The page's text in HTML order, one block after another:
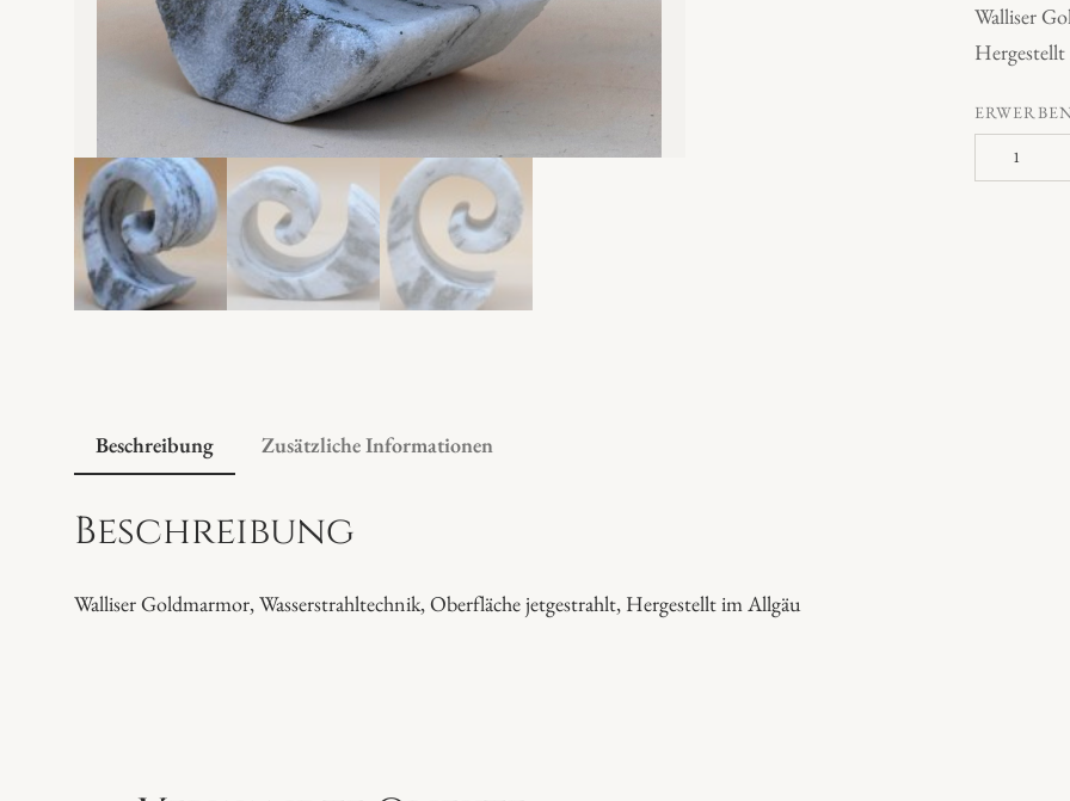
Walliser
W
Beschreibung Zusätzliche Informationen
Beschreibung
Walliser Goldmarmor, Wasserstrahltechnik, Oberfläche jetgestrahlt, Hergestellt im Allgäu